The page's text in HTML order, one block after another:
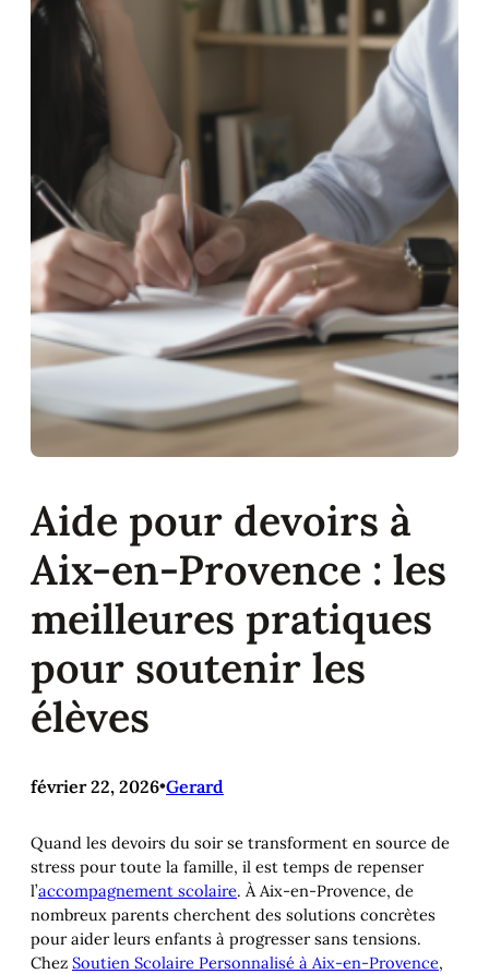
Aide pour devoirs à
Aix-en-Provence : les
meilleures pratiques
pour soutenir les
élèves
février 22, 2026•Gerard
Quand les devoirs du soir se transforment en source de
stress pour toute la famille, il est temps de repenser
l’accompagnement scolaire. À Aix-en-Provence, de
nombreux parents cherchent des solutions concrètes
pour aider leurs enfants à progresser sans tensions.
Chez Soutien Scolaire Personnalisé à Aix-en-Provence,